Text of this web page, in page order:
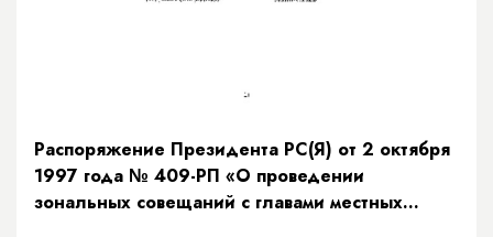
Распоряжение Президента РС(Я) от 2 октября
1997 года № 409-РП «О проведении
зональных совещаний с главами местных